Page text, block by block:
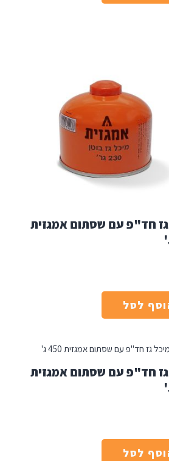
גז חד"פ עם שסתום אמגזית
לסל
גז חד"פ עם שסתום אמגזית
לסל